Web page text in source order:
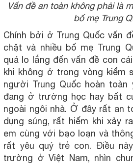
Vấn đề an toàn không phải là
bố mẹ Trung
Chính bởi ở Trung Quốc vấn
chặt và nhiều bố mẹ Trung
quá lo lắng đến vấn đề con
khi không ở trong vòng kiểm
người Trung Quốc hoàn toàn
đang ở trường học hay bất
ngoài ngôi nhà. Ở đây rất an
dụng súng, rất hiếm khi xảy
em cùng với bạo loạn và
rất yêu quý trẻ con. Điều
trường ở Việt Nam, nhìn